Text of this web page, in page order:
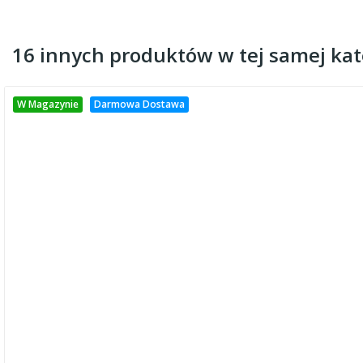
16 innych produktów w tej samej
W Magazynie Darmowa Dostawa